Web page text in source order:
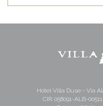
Hotel Villa Duse - Via
CIR: 058091-ALB-